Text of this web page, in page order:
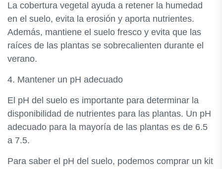
La cobertura vegetal ayuda a retener la humedad
en el suelo, evita la erosión y aporta nutrientes.
Además, mantiene el suelo fresco y evita que las
raíces de las plantas se sobrecalienten durante el
verano.
4. Mantener un pH adecuado
El pH del suelo es importante para determinar la
disponibilidad de nutrientes para las plantas. Un pH
adecuado para la mayoría de las plantas es de 6.5
a 7.5.
Para saber el pH del suelo, podemos comprar un kit